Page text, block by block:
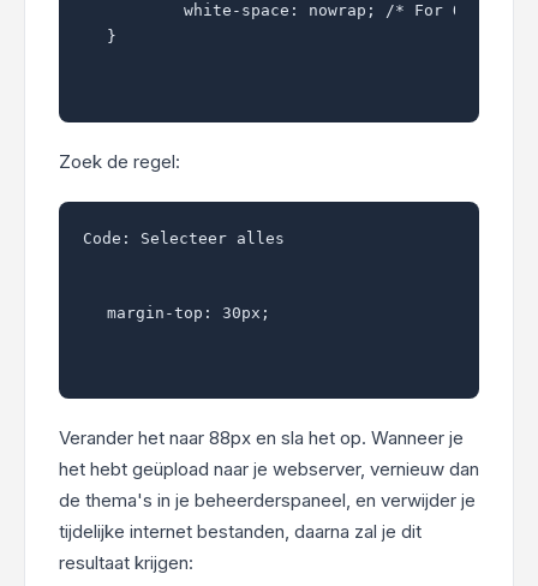
}
Zoek de regel:
Code: Selecteer alles
margin-top: 30px;
Verander het naar 88px en sla het op. Wanneer je
het hebt geüpload naar je webserver, vernieuw dan
de thema's in je beheerderspaneel, en verwijder je
tijdelijke internet bestanden, daarna zal je dit
resultaat krijgen: